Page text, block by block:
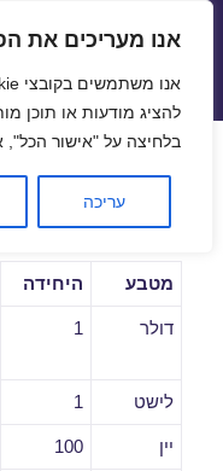
אנו מעריכים את
להציג מודעות או תוכן
בלחיצה על "אישור הכל",
עריכה
שערי חליפין
שערי
24/10/2018
מטבע היחידה
דולר 1
לישט 1
יין 100